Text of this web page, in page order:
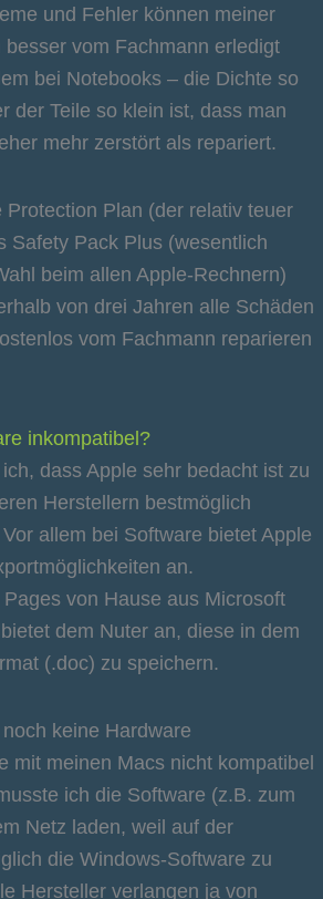
und Fehler können meiner
vom Fachmann erledigt
bei Notebooks – die Dichte so
der Teile so klein ist, dass man
mehr zerstört als repariert.
Protection Plan (der relativ teuer
Safety Pack Plus (wesentlich
beim allen Apple-Rechnern)
von drei Jahren alle Schäden
vom Fachmann reparieren
inkompatibel?
dass Apple sehr bedacht ist zu
Herstellern bestmöglich
allem bei Software bietet Apple
an.
von Hause aus Microsoft
dem Nuter an, diese in dem
(.doc) zu speichern.
keine Hardware
mit meinen Macs nicht kompatibel
ich die Software (z.B. zum
Netz laden, weil auf der
die Windows-Software zu
Hersteller verlangen ja von